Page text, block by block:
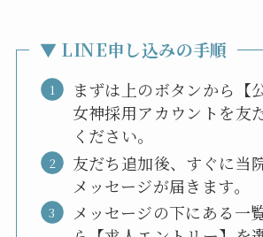
▼ LINE申し込みの手順
まずは上のボタンから【
女神採用アカウントを友
ください。
友だち追加後、すぐに当
メッセージが届きます。
メッセージの下にある一